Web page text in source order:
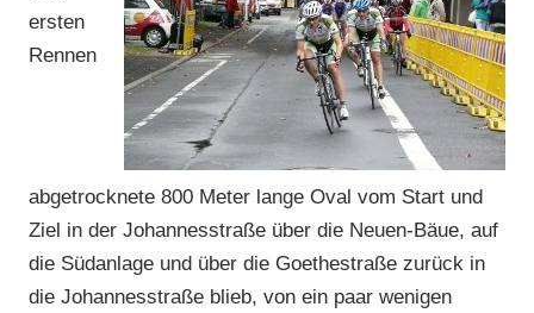
Gießen-
Kleinlinden,
Strasse
Vereine
ersten
Rennen
abgetrocknete 800 Meter lange Oval vom Start und
Ziel in der Johannesstraße über die Neuen-Bäue, auf
die Südanlage und über die Goethestraße zurück in
die Johannesstraße blieb, von ein paar wenigen